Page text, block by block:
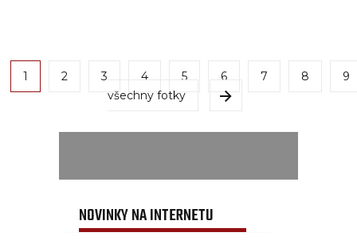
1 2 3 4 5 6 7 8
9
všechny fotky
NOVINKY NA INTERNETU